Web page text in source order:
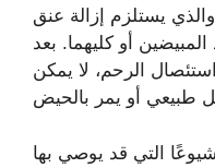
يستلزم إزالة عنق
أو كليهما. بعد
الرحم، لا يمكن
التي قد يوصي بها